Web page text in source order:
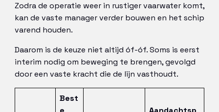
Zodra de operatie weer in rustiger vaarwater komt,
kan de vaste manager verder bouwen en het schip
varend houden.
Daarom is de keuze niet altijd óf-óf. Soms is eerst
interim nodig om beweging te brengen, gevolgd
door een vaste kracht die de lijn vasthoudt.
Best